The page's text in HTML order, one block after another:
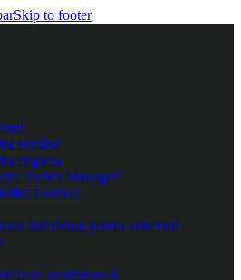
Skip to footer
română
engleza
Tactics Manager”
Football
individual pentru antrenori
profesională